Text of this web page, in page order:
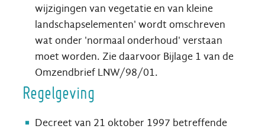
wijzigingen van vegetatie en van kleine
landschapselementen' wordt omschreven
wat onder 'normaal onderhoud' verstaan
moet worden. Zie daarvoor Bijlage 1 van de
Omzendbrief LNW/98/01.
Regelgeving
Decreet van 21 oktober 1997 betreffende